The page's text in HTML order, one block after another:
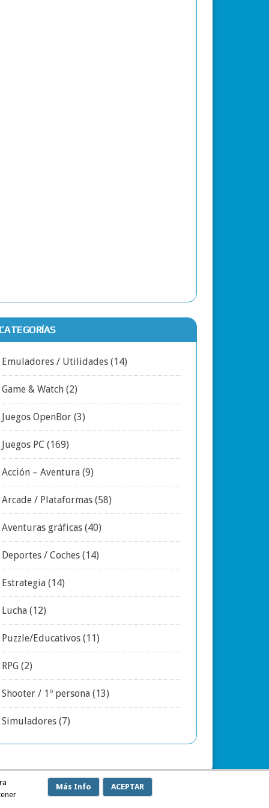
CATEGORÍAS
Emuladores / Utilidades(14)
Game & Watch(2)
Juegos OpenBor(3)
Juegos PC (169)
Acción – Aventura(9)
Arcade / Plataformas(58)
Aventuras gráficas(40)
Deportes / Coches(14)
Estrategia(14)
Lucha(12)
Puzzle/Educativos(11)
RPG(2)
Shooter / 1º persona(13)
Simuladores(7)
Más Info ACEPTAR